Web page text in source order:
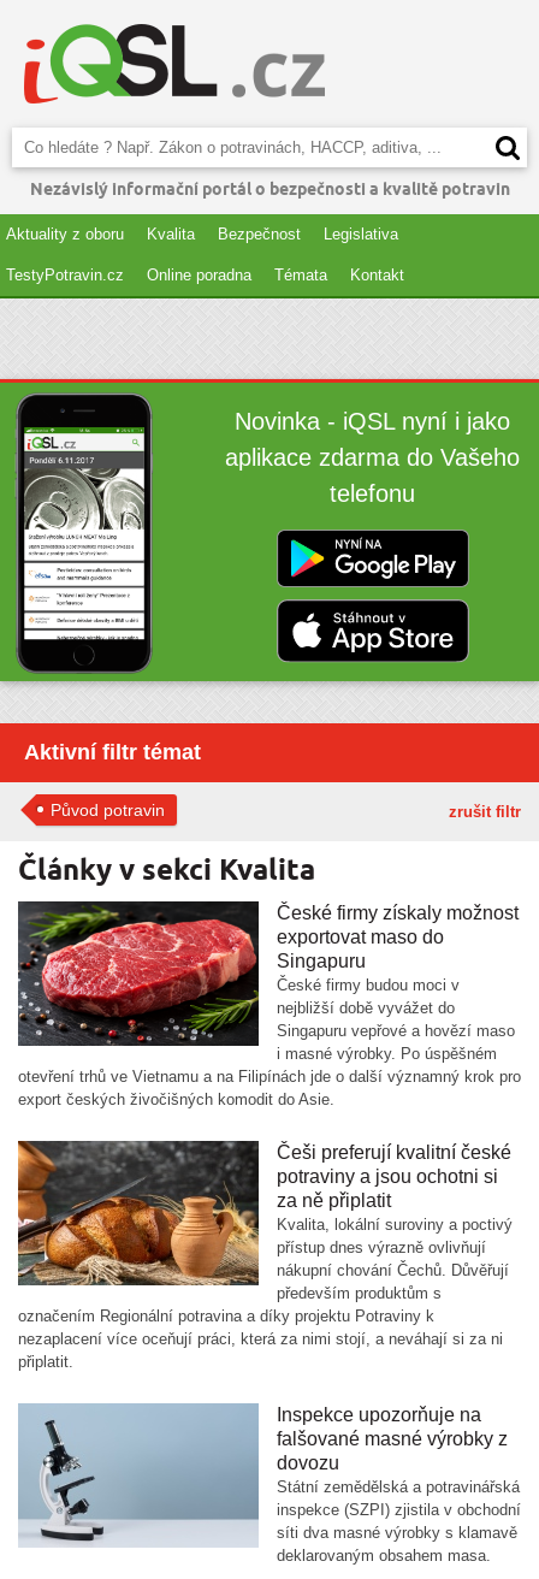
Nezávislý informační portál o bezpečnosti a kvalitě potravin
Aktuality z oboru Kvalita Bezpečnost Legislativa
TestyPotravin.cz Online poradna Témata Kontakt
Novinka - iQSL nyní i jako
aplikace zdarma do Vašeho
telefonu
Aktivní filtr témat
zrušit filtr
Původ potravin
Články v sekci Kvalita
České firmy získaly možnost
exportovat maso do
Singapuru
České firmy budou moci v
nejbližší době vyvážet do
Singapuru vepřové a hovězí maso
i masné výrobky. Po úspěšném
otevření trhů ve Vietnamu a na Filipínách jde o další významný krok pro
export českých živočišných komodit do Asie.
Češi preferují kvalitní české
potraviny a jsou ochotni si
za ně připlatit
Kvalita, lokální suroviny a poctivý
přístup dnes výrazně ovlivňují
nákupní chování Čechů. Důvěřují
především produktům s
označením Regionální potravina a díky projektu Potraviny k
nezaplacení více oceňují práci, která za nimi stojí, a neváhají si za ni
připlatit.
Inspekce upozorňuje na
falšované masné výrobky z
dovozu
Státní zemědělská a potravinářská
inspekce (SZPI) zjistila v obchodní
síti dva masné výrobky s klamavě
deklarovaným obsahem masa.